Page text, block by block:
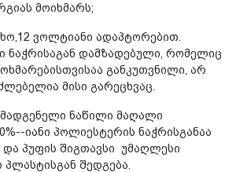
მოიხმარს;
ვოლტიანი ადაპტორებით.
ნაჭრისაგან დამზადებული, რომელიც
განკუთვნილი, არ
მისი გარეცხვაც.
ნაწილი მაღალი
იანი პოლიესტერის ნაჭრისგანაა
პუფის შიგთავსი უმაღლესი
პლასტისგან შედგება.